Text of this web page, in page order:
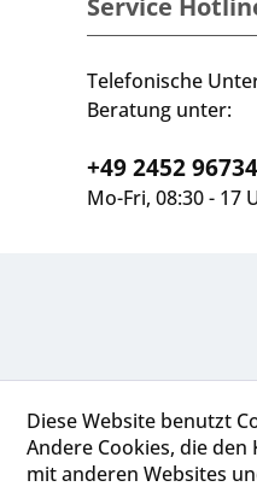
Telefonische
Beratung unter:
+49 2452
Mo-Fri, 08:30 - 17
Diese Website benutzt
Andere Cookies, die
mit anderen Websites